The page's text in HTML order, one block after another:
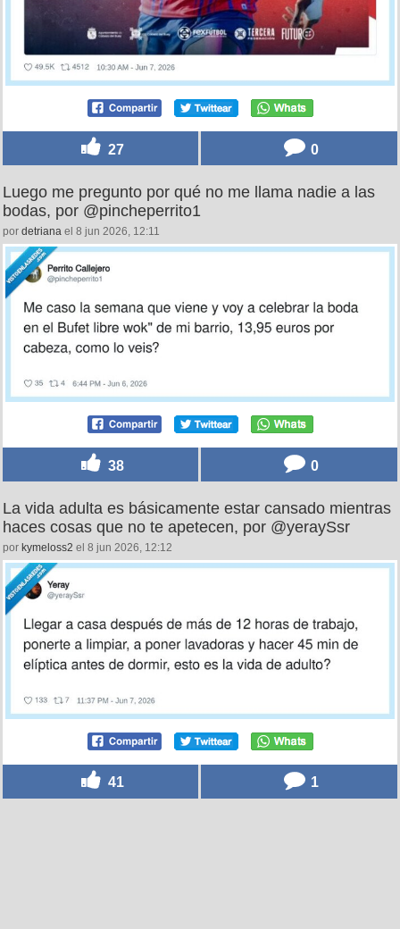
27 0
Luego me pregunto por qué no me llama nadie a las
bodas, por @pincheperrito1
por detriana el 8 jun 2026, 12:11
38 0
La vida adulta es básicamente estar cansado mientras
haces cosas que no te apetecen, por @yeraySsr
por kymeloss2 el 8 jun 2026, 12:12
41 1